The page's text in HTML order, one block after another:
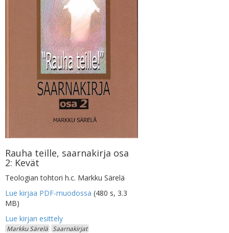
Rauha teille, saarnakirja osa
2: Kevät
Teologian tohtori h.c. Markku Särelä
Lue kirjaa PDF-muodossa (480 s, 3.3
MB)
Markku Särelä Saarnakirjat